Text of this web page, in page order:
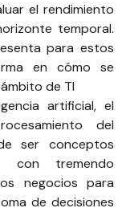
el rendimiento
temporal.
para estos
en cómo se
de TI
artificial, el
del
ser conceptos
con tremendo
negocios para
de decisiones